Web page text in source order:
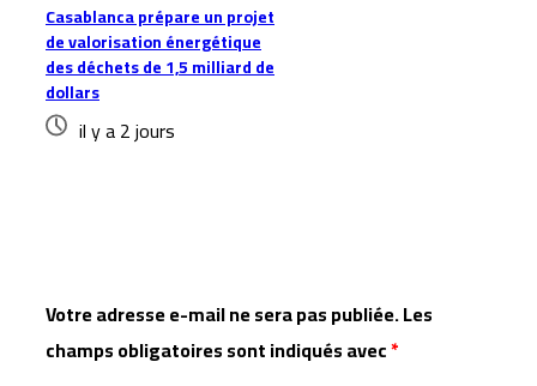
Casablanca prépare un projet
de valorisation énergétique
des déchets de 1,5 milliard de
dollars
il y a 2 jours
Votre adresse e-mail ne sera pas publiée.Les
champs obligatoires sont indiqués avec*